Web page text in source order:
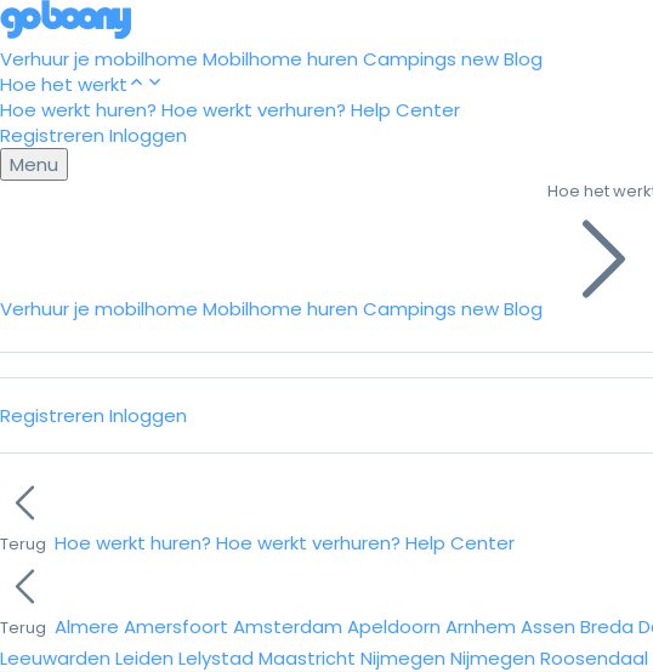
Verhuur je mobilhome Mobilhome huren Campings newBlog
Hoe het werkt
Hoe werkt huren? Hoe werkt verhuren? Help Center
Registreren Inloggen
Menu
Verhuur je mobilhome Mobilhome huren Campings newBlog
Hoe het
Registreren Inloggen
Terug Hoe werkt huren? Hoe werkt verhuren? Help Center
Terug Almere Amersfoort Amsterdam Apeldoorn Arnhem Assen Breda
Leeuwarden Leiden Lelystad Maastricht Nijmegen Nijmegen Roosendaal